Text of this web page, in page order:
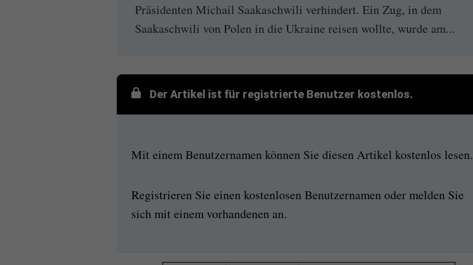
Präsidenten Michail Saakaschwili verhindert. Ein Zug, in dem
Saakaschwili von Polen in die Ukraine reisen wollte, wurde am...
Der Artikel ist für registrierte Benutzer kostenlos.
Mit einem Benutzernamen können Sie diesen Artikel kostenlos lesen.
Registrieren Sie einen kostenlosen Benutzernamen oder melden Sie
sich mit einem vorhandenen an.